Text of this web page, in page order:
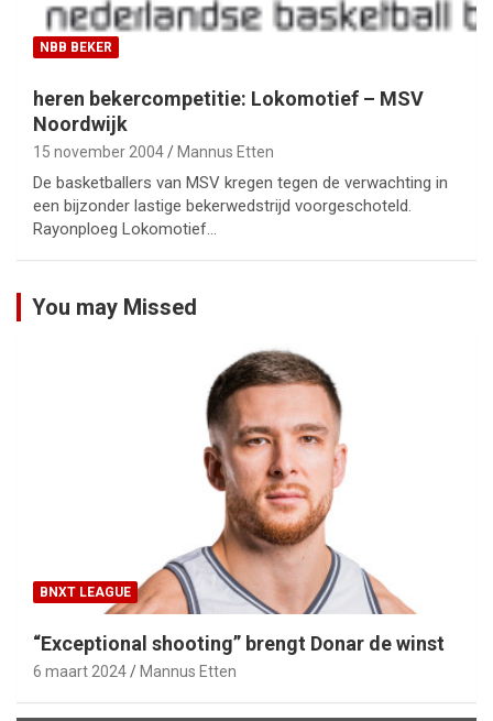
NBB BEKER
heren bekercompetitie: Lokomotief – MSV
Noordwijk
15 november 2004 Mannus Etten
De basketballers van MSV kregen tegen de verwachting in
een bijzonder lastige bekerwedstrijd voorgeschoteld.
Rayonploeg Lokomotief…
You may Missed
BNXT LEAGUE
“Exceptional shooting” brengt Donar de winst
6 maart 2024 Mannus Etten